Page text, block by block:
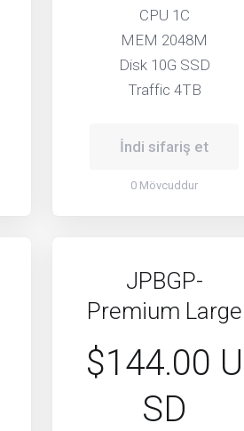
CPU 1C
MEM 2048M
Disk 10G SSD
Traffic 4TB
İndi sifariş et
0 Mövcuddur
JPBGP-
Premium Large
$144.00 U
SD